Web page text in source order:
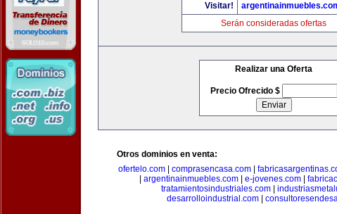
Visitar!
Serán consideradas ofertas
Realizar una Oferta
Precio Ofrecido $
Otros dominios en venta:
ofertelo.com| comprasencasa.com|
argentinainmuebles.com| e-jovenes.com|
tratamientosindustriales.com
desarrolloindustrial.com